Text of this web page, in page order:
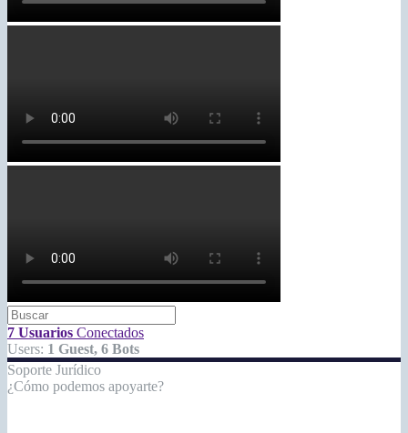
7 Usuarios Conectados
Users: 1 Guest, 6 Bots
Soporte Jurídico
¿Cómo podemos apoyarte?